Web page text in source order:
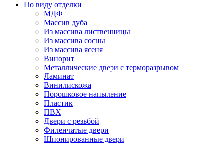
По виду отделки
МДФ
Массив дуба
Из массива лиственницы
Из массива сосны
Из массива ясеня
Винорит
Металлические двери с терморазрывом
Ламинат
Винилискожа
Порошковое напыление
Пластик
ПВХ
Двери с резьбой
Филенчатые двери
Шпонированные двери